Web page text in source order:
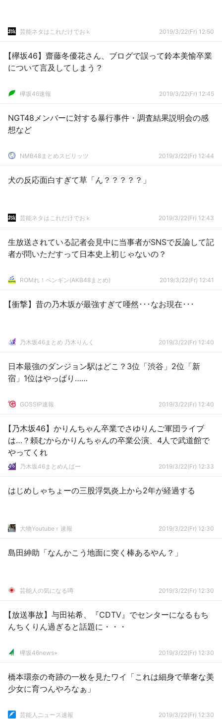
芸能ネタはこれだけでおｋ 2019/3/22(Fr) 12:50
【欅坂46】齋藤冬優花さん、ブログで誤って鈴本美愉卒業
について言及してしまう？
欅坂46速報 2019/3/22(Fr) 12:45
NGT48メンバーに対する暴行事件・調査結果説明会の感
想など
NMB48まとめスピリッツ 2019/3/22(Fr) 12:44
犬の反応面白すぎて草「ん？？？？？」
芸能ネタはこれだけでおｋ 2019/3/22(Fr) 12:43
生放送されている記者会見中に当事者がSNSで反論して記
者が問いただすって日本史上初じゃないの？
ROMれ！ペンギン(AKB48まとめ) 2019/3/22(Fr) 12:41
【衝撃】昔の乃木坂が最強すぎて唖然･･･なお現在･･･
乃木坂46まとめ 乃木りんく 2019/3/22(Fr) 12:40
日本最強のダンジョン駅はどこ？3位「渋谷」2位「新
宿」1位はやっぱり……
GOSSIP速報 2019/3/22(Fr) 12:40
【乃木坂46】かりんちゃん卒業でさゆりんご軍団ライブ
は…？頼むからかりんちゃんの卒業公演、4人で武道館で
やってくれ
乃木坂46まとめんばー 2019/3/22(Fr) 12:33
はじめしゃちょーの三股浮気炎上から2年が経過する
大物Youtubeｒ速報 2019/3/22(Fr) 12:30
島田紳助「なんかこう地面に突く棒あるやん？」
芸能人の気になる噂 2019/3/22(Fr) 12:30
【放送事故】与田祐希、『CDTV』でセンターになるもち
んちくりん過ぎると話題に・・・
欅坂46news+ 2019/3/22(Fr) 12:30
橋本環奈の奇跡の一枚を見たワイ「これは細身で華奢な美
少女に育つんやろなぁ」
芸能人ニュース速報 2019/3/22(Fr) 12:30